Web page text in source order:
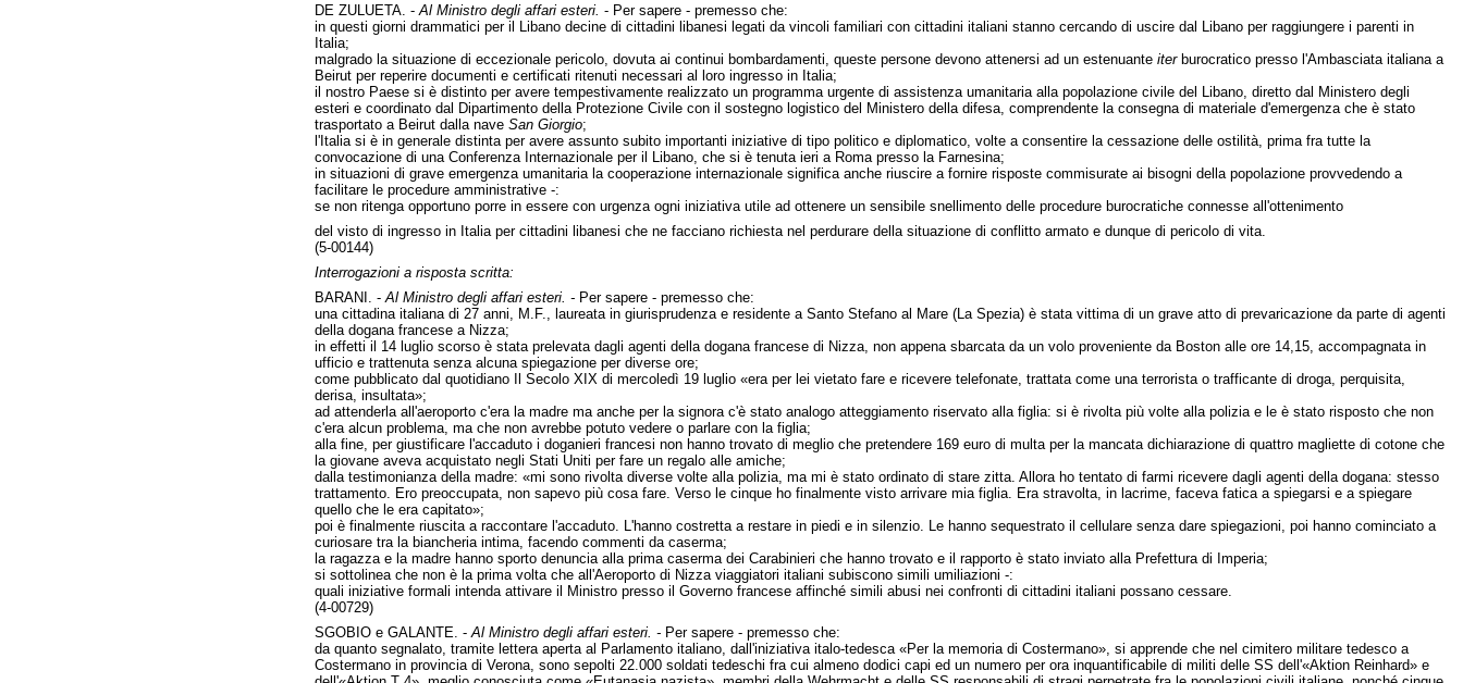
DE ZULUETA. - Al Ministro degli affari esteri. - Per sapere - premesso che:
in questi giorni drammatici per il Libano decine di cittadini libanesi legati da vincoli familiari con cittadini italiani stanno cercando di uscire dal Libano per raggiungere i parenti in
Italia;
malgrado la situazione di eccezionale pericolo, dovuta ai continui bombardamenti, queste persone devono attenersi ad un estenuante iterburocratico presso l'Ambasciata italiana a
Beirut per reperire documenti e certificati ritenuti necessari al loro ingresso in Italia;
il nostro Paese si è distinto per avere tempestivamente realizzato un programma urgente di assistenza umanitaria alla popolazione civile del Libano, diretto dal Ministero degli
esteri e coordinato dal Dipartimento della Protezione Civile con il sostegno logistico del Ministero della difesa, comprendente la consegna di materiale d'emergenza che è stato
trasportato a Beirut dalla nave San Giorgio;
l'Italia si è in generale distinta per avere assunto subito importanti iniziative di tipo politico e diplomatico, volte a consentire la cessazione delle ostilità, prima fra tutte la
convocazione di una Conferenza Internazionale per il Libano, che si è tenuta ieri a Roma presso la Farnesina;
in situazioni di grave emergenza umanitaria la cooperazione internazionale significa anche riuscire a fornire risposte commisurate ai bisogni della popolazione provvedendo a
facilitare le procedure amministrative -:
se non ritenga opportuno porre in essere con urgenza ogni iniziativa utile ad ottenere un sensibile snellimento delle procedure burocratiche connesse all'ottenimento
del visto di ingresso in Italia per cittadini libanesi che ne facciano richiesta nel perdurare della situazione di conflitto armato e dunque di pericolo di vita.
(5-00144)
Interrogazioni a risposta scritta:
BARANI. - Al Ministro degli affari esteri. -Per sapere - premesso che:
una cittadina italiana di 27 anni, M.F., laureata in giurisprudenza e residente a Santo Stefano al Mare (La Spezia) è stata vittima di un grave atto di prevaricazione da parte di agenti
della dogana francese a Nizza;
in effetti il 14 luglio scorso è stata prelevata dagli agenti della dogana francese di Nizza, non appena sbarcata da un volo proveniente da Boston alle ore 14,15, accompagnata in
ufficio e trattenuta senza alcuna spiegazione per diverse ore;
come pubblicato dal quotidiano Il Secolo XIX di mercoledì 19 luglio «era per lei vietato fare e ricevere telefonate, trattata come una terrorista o trafficante di droga, perquisita,
derisa, insultata»;
ad attenderla all'aeroporto c'era la madre ma anche per la signora c'è stato analogo atteggiamento riservato alla figlia: si è rivolta più volte alla polizia e le è stato risposto che non
c'era alcun problema, ma che non avrebbe potuto vedere o parlare con la figlia;
alla fine, per giustificare l'accaduto i doganieri francesi non hanno trovato di meglio che pretendere 169 euro di multa per la mancata dichiarazione di quattro magliette di cotone che
la giovane aveva acquistato negli Stati Uniti per fare un regalo alle amiche;
dalla testimonianza della madre: «mi sono rivolta diverse volte alla polizia, ma mi è stato ordinato di stare zitta. Allora ho tentato di farmi ricevere dagli agenti della dogana: stesso
trattamento. Ero preoccupata, non sapevo più cosa fare. Verso le cinque ho finalmente visto arrivare mia figlia. Era stravolta, in lacrime, faceva fatica a spiegarsi e a spiegare
quello che le era capitato»;
poi è finalmente riuscita a raccontare l'accaduto. L'hanno costretta a restare in piedi e in silenzio. Le hanno sequestrato il cellulare senza dare spiegazioni, poi hanno cominciato a
curiosare tra la biancheria intima, facendo commenti da caserma;
la ragazza e la madre hanno sporto denuncia alla prima caserma dei Carabinieri che hanno trovato e il rapporto è stato inviato alla Prefettura di Imperia;
si sottolinea che non è la prima volta che all'Aeroporto di Nizza viaggiatori italiani subiscono simili umiliazioni -:
quali iniziative formali intenda attivare il Ministro presso il Governo francese affinché simili abusi nei confronti di cittadini italiani possano cessare.
(4-00729)
SGOBIO e GALANTE. - Al Ministro degli affari esteri. -Per sapere - premesso che:
da quanto segnalato, tramite lettera aperta al Parlamento italiano, dall'iniziativa italo-tedesca «Per la memoria di Costermano», si apprende che nel cimitero militare tedesco a
Costermano in provincia di Verona, sono sepolti 22.000 soldati tedeschi fra cui almeno dodici capi ed un numero per ora inquantificabile di militi delle SS dell'«Aktion Reinhard» e